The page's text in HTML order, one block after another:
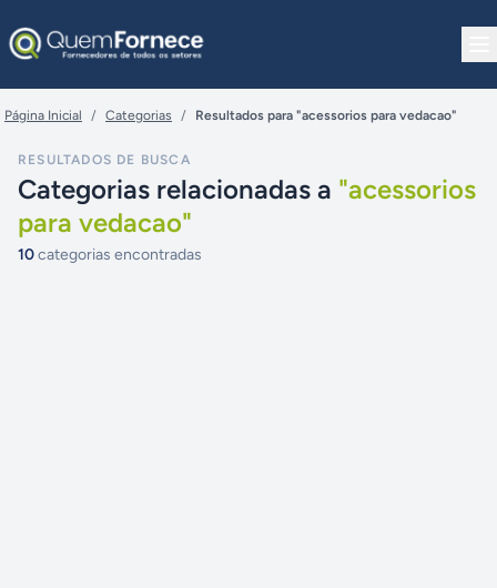
Página Inicial / Categorias / Resultados para "acessorios para vedacao"
RESULTADOS DE BUSCA
Categorias relacionadas a "acessorios
para vedacao"
10categorias encontradas